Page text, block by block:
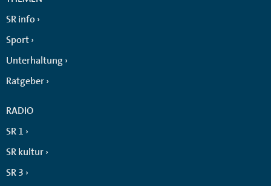
SR info
Sport
Unterhaltung
Ratgeber
RADIO
SR 1
SR kultur
SR 3